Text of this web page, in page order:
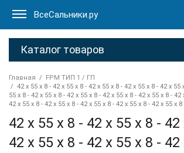
ВсеСальники.ру
Каталог товаров
Главная
FPM ТИП 1 / ГП
42 x 55 x 8 - 42 x 55 x 8 - 42 x 55 x 8 - 42 x 55 x 8 - 42 x 55
55 x 8 - 42 x 55 x 8 - 42 x 55 x 8 - 42 x 55 x 8 - 42 x 55 x 8 - 42
42 x 55 x 8 - 42 x 55 x 8 - 42 x 55 x 8 - 42 x 55 x 8 - 42 x 55 x 8
42 x 55 x 8 - 42 x 55 x 8 - 42
42 x 55 x 8 - 42 x 55 x 8 - 42